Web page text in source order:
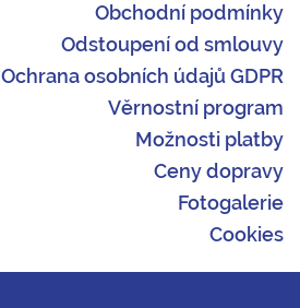
Obchodní podmínky
Odstoupení od smlouvy
Ochrana osobních údajů GDPR
Věrnostní program
Možnosti platby
Ceny dopravy
Fotogalerie
Cookies